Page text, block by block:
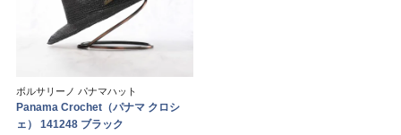
ボルサリーノ パナマハット
Panama Crochet（パナマ クロシ
ェ） 141248 ブラック